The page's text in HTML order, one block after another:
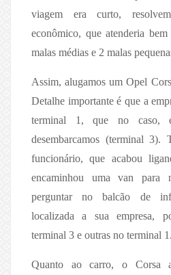
viagem era curto,
econômico, que atenderia bem
malas médias e 2 malas
Assim, alugamos um Opel
Detalhe importante é que a
terminal 1, que no caso,
desembarcamos (terminal 3).
funcionário, que acabou
encaminhou uma van
perguntar no balcão de
localizada a sua empresa,
terminal 3 e outras no terminal 1.
Quanto ao carro, o Corsa